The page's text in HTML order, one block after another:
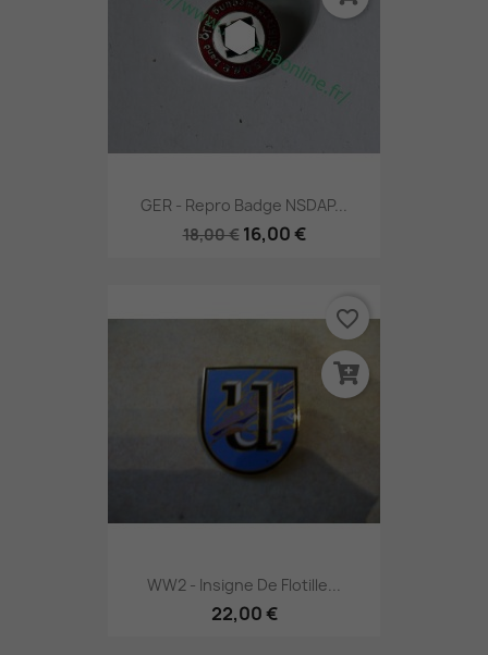
GER - Repro Badge NSDAP...
18,00 € 16,00 €
WW2 - Insigne De Flotille...
22,00 €
favorite_border